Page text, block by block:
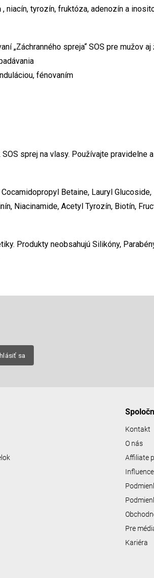
, niacín, tyrozín, fruktóza, adenozín a
„Záchranného spreja“ SOS pre mužov aj
fénovaním
sprej na vlasy. Používajte pravidelne
Betaine, Lauryl
Niacinamide, Acetyl Tyrozín, Biotín,
Produkty neobsahujú Silikóny,
sa
Kontakt
O nás
Affiliate
Pre
Kariéra